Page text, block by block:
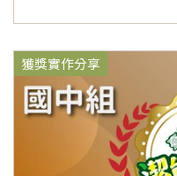
獲獎實作分享